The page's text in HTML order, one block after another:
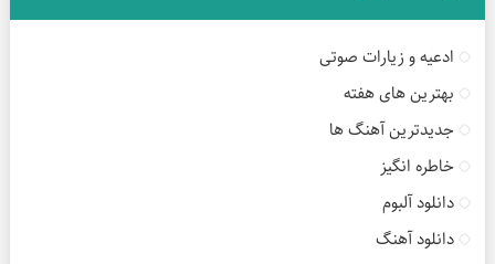
ادعیه و زیارات صوتی
بهترین های هفته
جدیدترین آهنگ ها
خاطره انگیز
دانلود آلبوم
دانلود آهنگ